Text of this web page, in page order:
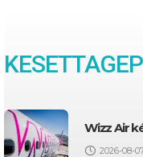
Wizz Air
2026-08-